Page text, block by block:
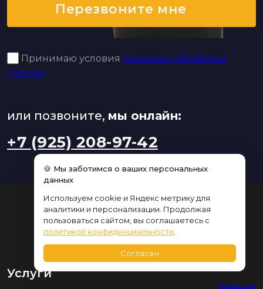
Перезвоните мне
Принимаю условия политики обработки
данных
или позвоните, мы онлайн:
+7 (925) 208-97-42
Услуги
🍪 Мы заботимся о ваших персональных
данных
Используем cookie и Яндекс метрику для
аналитики и персонализации. Продолжая
пользоваться сайтом, вы соглашаетесь с
политикой конфиденциальности
Согласен